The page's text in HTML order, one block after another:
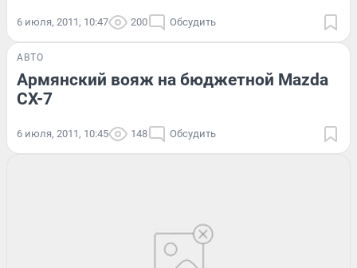
6 июля, 2011, 10:47 200 Обсудить
АВТО
Армянский вояж на бюджетной Mazda
CX-7
6 июля, 2011, 10:45 148 Обсудить